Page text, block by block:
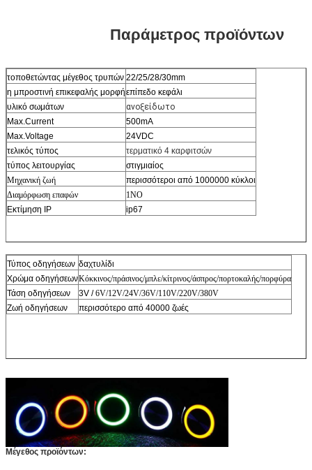
Παράμετρος προϊόντων
τοποθετώντας μέγεθος τρυπών 22/25/28/30mm
η μπροστινή επικεφαλής μορφήεπίπεδο κεφάλι
υλικό σωμάτων
ανοξείδωτο
Max.Current
500mA
Max.Voltage
24VDC
τελικός τύπος
τερματικό 4 καρφιτσών
τύπος λειτουργίας
στιγμιαίος
Μηχανική ζωή
περισσότεροι από 1000000 κύκλοι
Διαμόρφωση επαφών
1NO
Εκτίμηση IP
ip67
Τύπος οδηγήσεων δαχτυλίδι
Χρώμα οδηγήσεωνΚόκκινος/πράσινος/μπλε/κίτρινος/άσπρος/πορτοκαλής/πορφύρα
Τάση οδηγήσεων
3V /6V/12V/24V/36V/110V/220V/380V
Ζωή οδηγήσεων
περισσότερο από 40000 ζωές
Μέγεθος προϊόντων: